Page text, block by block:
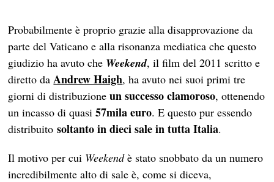
Probabilmente è proprio grazie alla disapprovazione da
parte del Vaticano e alla risonanza mediatica che questo
giudizio ha avuto che Weekend, il film del 2011 scritto e
diretto daAndrew Haigh, ha avuto nei suoi primi tre
giorni di distribuzioneun successo clamoroso, ottenendo
un incasso di quasi57mila euro. E questo pur essendo
distribuitosoltanto in dieci sale in tutta Italia.
Il motivo per cui Weekendè stato snobbato da un numero
incredibilmente alto di sale è, come si diceva,